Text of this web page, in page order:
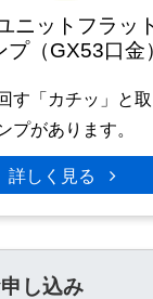
ニットフラッ
プ（GX53口金）
す「カチッ」と
プがあります。
詳しく見る
し込み